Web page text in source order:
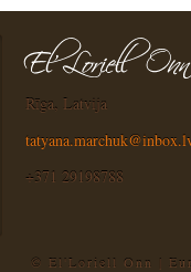
Rīga, Latvija
+371 29198788
© El'Loriell Onn |